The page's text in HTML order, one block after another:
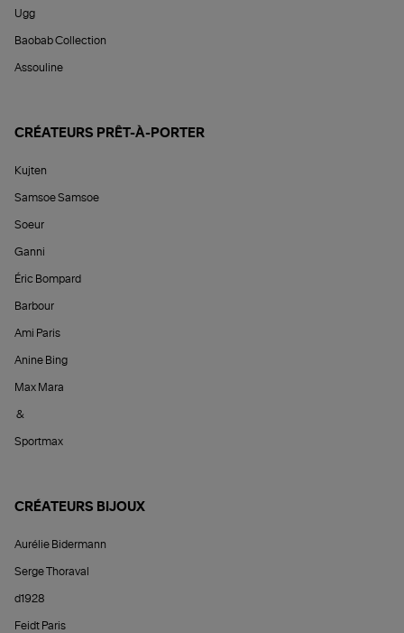
Ugg
Baobab Collection
Assouline
CRÉATEURS PRÊT-À-PORTER
Kujten
Samsoe Samsoe
Soeur
Ganni
Éric Bompard
Barbour
Ami Paris
Anine Bing
Max Mara
&
Sportmax
CRÉATEURS BIJOUX
Aurélie Bidermann
Serge Thoraval
d1928
Feidt Paris